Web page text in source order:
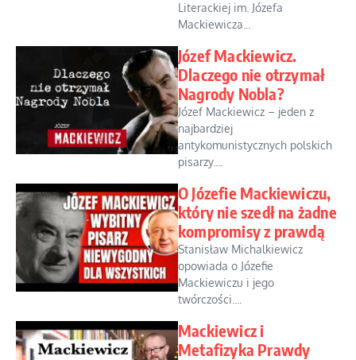
Literackiej im. Józefa
Mackiewicza...
Józef Mackiewicz.
Dlaczego nie otrzymał
Nagrody Nobla?
Józef Mackiewicz – jeden z
najbardziej
antykomunistycznych polskich
pisarzy....
O Józefie Mackiewiczu,
który nie szedł na żadne
kompromisy z prawdą
Stanisław Michalkiewicz
opowiada o Józefie
Mackiewiczu i jego
twórczości....
Mackiewicz i
Metafizyka Prawdy